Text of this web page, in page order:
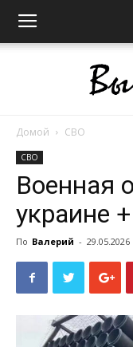
Домой СВО
СВО
Военная
украине
По Валерий - 29.05.2026